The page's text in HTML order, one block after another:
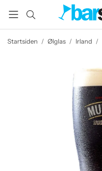
Startsiden / Ølglas / Irland /